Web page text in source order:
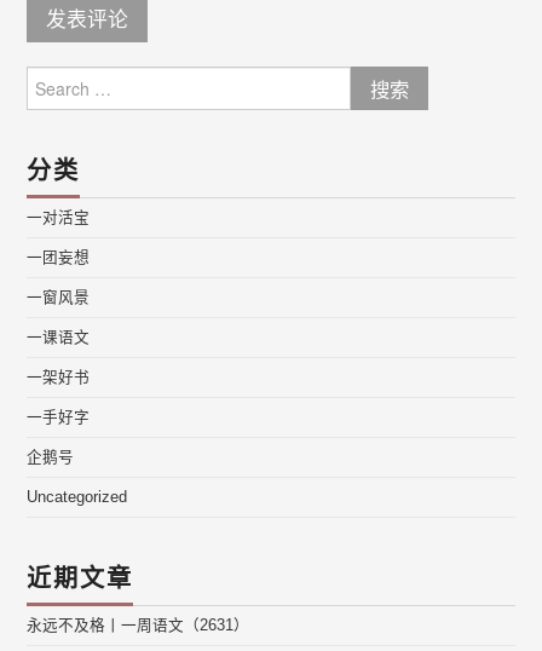
for:
分类
一对活宝
一团妄想
一窗风景
一课语文
一架好书
一手好字
企鹅号
Uncategorized
近期文章
永远不及格丨一周语文（2631）